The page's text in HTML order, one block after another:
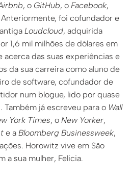
, o GitHub, o Facebook,
Anteriormente, foi cofundador e
Loudcloud, adquirida
1,6 mil milhões de dólares em
das suas experiências e
da sua carreira como aluno de
de software, cofundador de
num blogue, lido por quase
Também já escreveu para o Wall
York Times, o New Yorker,
e a Bloomberg Businessweek,
Horowitz vive em São
a sua mulher, Felicia.